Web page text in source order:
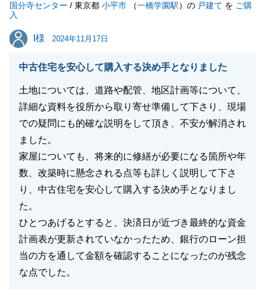
国分寺センター / 東京都 小平市 （一橋学園駅）の 戸建て を ご購
入
I様
I様 2024年11月17日
中古住宅を安心して購入する決め手となりました
土地については、道路や配管、地区計画等について、
詳細な資料を役所から取り寄せ準備して下さり、現場
での疑問にも的確な説明をして頂き、不安が解消され
ました。
家屋についても、将来的に修繕が必要になる箇所や年
数、改築時に懸念される点等も詳しく説明して下さ
り、中古住宅を安心して購入する決め手となりまし
た。
ひとつあげるとすると、決済日が近づき最終的な資金
計画表が更新されていなかったため、銀行のローン担
当の方を通して金額を確認することになったのが残念
な点でした。